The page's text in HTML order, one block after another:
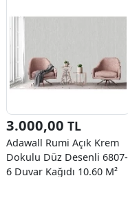
3.000,00 TL
Adawall Rumi Açık Krem
Dokulu Düz Desenli 6807-
6 Duvar Kağıdı 10.60 M²